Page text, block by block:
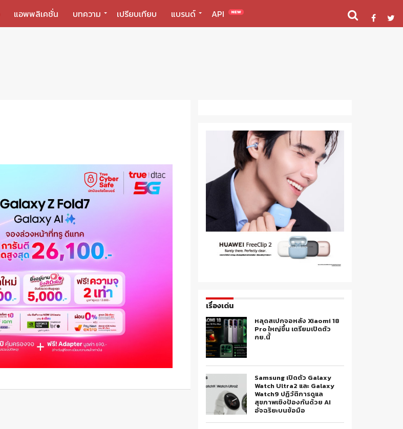
แอพพลิเคชั่น บทความ เปรียบเทียบ แบรนด์ API NEW
เรื่องเด่น
หลุดสเปกจอหลัง Xiaomi 18
Pro ใหญ่ขึ้น เตรียมเปิดตัว
กย.นี้
Samsung เปิดตัว Galaxy
Watch Ultra2 และ Galaxy
Watch9 ปฏิวัติการดูแล
สุขภาพเชิงป้องกันด้วย AI
อัจฉริยะบนข้อมือ